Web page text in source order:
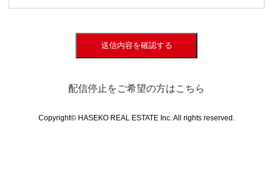
送信内容を確認する
配信停止をご希望の方はこちら
Copyright© HASEKO REAL ESTATE Inc. All rights reserved.